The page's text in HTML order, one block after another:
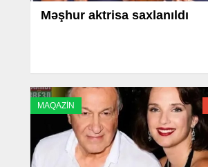
Məşhur aktrisa saxlanıldı
MAQAZİN